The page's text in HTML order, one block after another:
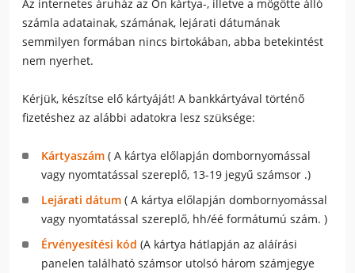
Az internetes áruház az Ön kártya-, illetve a mögötte álló
számla adatainak, számának, lejárati dátumának
semmilyen formában nincs birtokában, abba betekintést
nem nyerhet.
Kérjük, készítse elő kártyáját! A bankkártyával történő
fizetéshez az alábbi adatokra lesz szüksége:
Kártyaszám ( A kártya előlapján dombornyomással
vagy nyomtatással szereplő, 13-19 jegyű számsor .)
Lejárati dátum ( A kártya előlapján dombornyomással
vagy nyomtatással szereplő, hh/éé formátumú szám. )
Érvényesítési kód (A kártya hátlapján az aláírási
panelen található számsor utolsó három számjegye